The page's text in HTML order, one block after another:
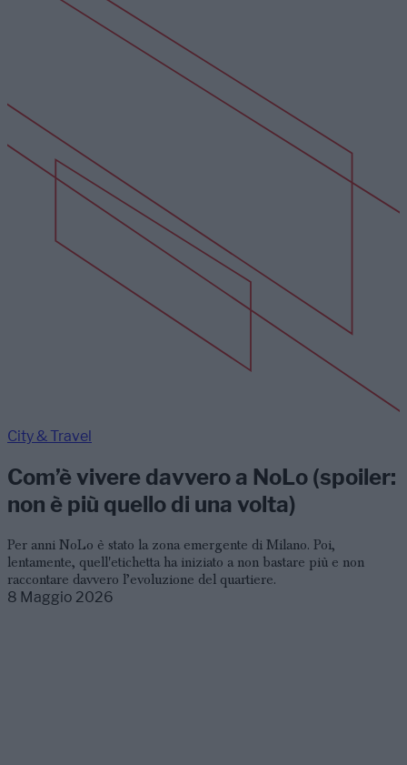
City & Travel
Com’è vivere davvero a NoLo (spoiler:
non è più quello di una volta)
Per anni NoLo è stato la zona emergente di Milano. Poi,
lentamente, quell'etichetta ha iniziato a non bastare più e non
raccontare davvero l’evoluzione del quartiere.
8 Maggio 2026